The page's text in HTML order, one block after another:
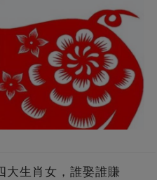
大生肖女，誰娶誰賺